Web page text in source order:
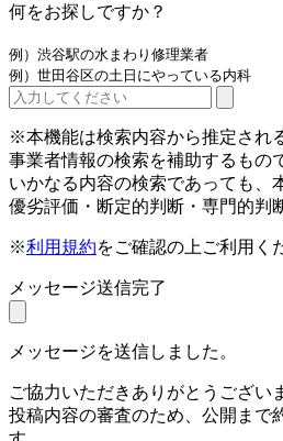
何をお探しですか？
例）渋谷駅の水まわり修理業者
例）世田谷区の土日にやっている内科
※本機能は検索内容から推定され
事業者情報の検索を補助するもの
いかなる内容の検索であっても、
優劣評価・断定的判断・専門的判
※利用規約をご確認の上ご利用く
メッセージ送信完了
メッセージを送信しました。
ご協力いただきありがとうござい
投稿内容の審査のため、公開まで